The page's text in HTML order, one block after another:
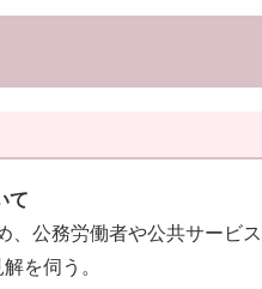
て​​
、公務労働者や公共サービ
を伺う。